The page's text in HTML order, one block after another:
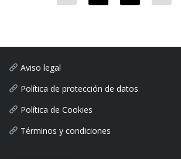
Aviso legal
Política de protección de datos
Política de Cookies
Términos y condiciones